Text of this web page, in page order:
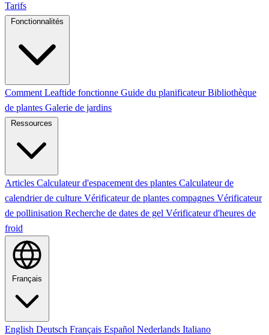
Tarifs
Fonctionnalités
Comment Leaftide fonctionne Guide du planificateurBibliothèque
de plantes Galerie de jardins
Ressources
Articles Calculateur d'espacement des plantes Calculateur de
calendrier de culture Vérificateur de plantes compagnes Vérificateur
de pollinisation Recherche de dates de gel Vérificateur d'heures de
froid
Français
English Deutsch Français Español Nederlands Italiano